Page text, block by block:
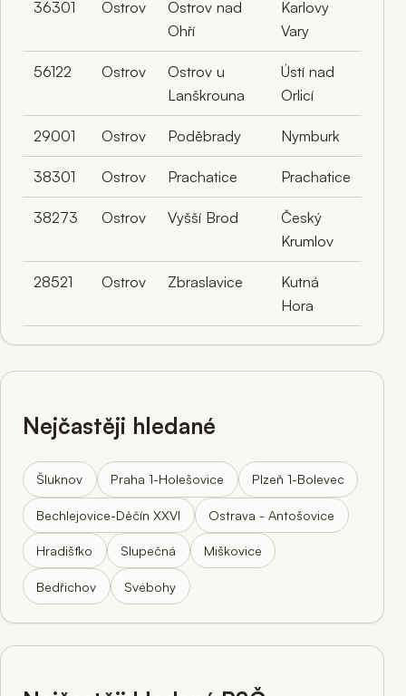
36301 Ostrov
Ostrov nad
Ohří
Karlovy
Vary
56122 Ostrov
Ostrov u
Lanškrouna
Ústí nad
Orlicí
29001 Ostrov Poděbrady Nymburk
38301 Ostrov Prachatice Prachatice
38273 Ostrov Vyšší Brod
Český
Krumlov
28521 Ostrov Zbraslavice
Kutná
Hora
Nejčastěji hledané
Šluknov Praha 1-Holešovice Plzeň 1-Bolevec
Bechlejovice-Děčín XXVI Ostrava - Antošovice
Hradišťko Slupečná Miškovice
Bedřichov Svébohy